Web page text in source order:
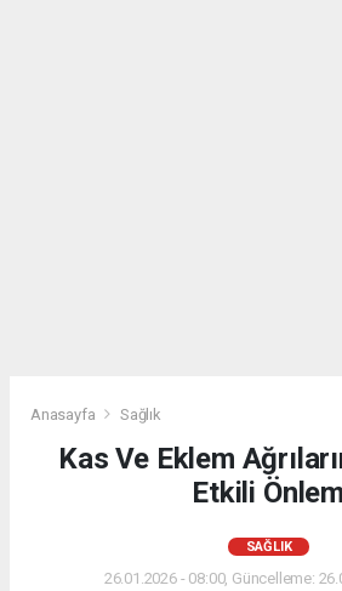
Anasayfa Sağlık
Kas Ve Eklem
Etkili
SAĞLIK
26.01.2026 - 08:00, Güncelleme: